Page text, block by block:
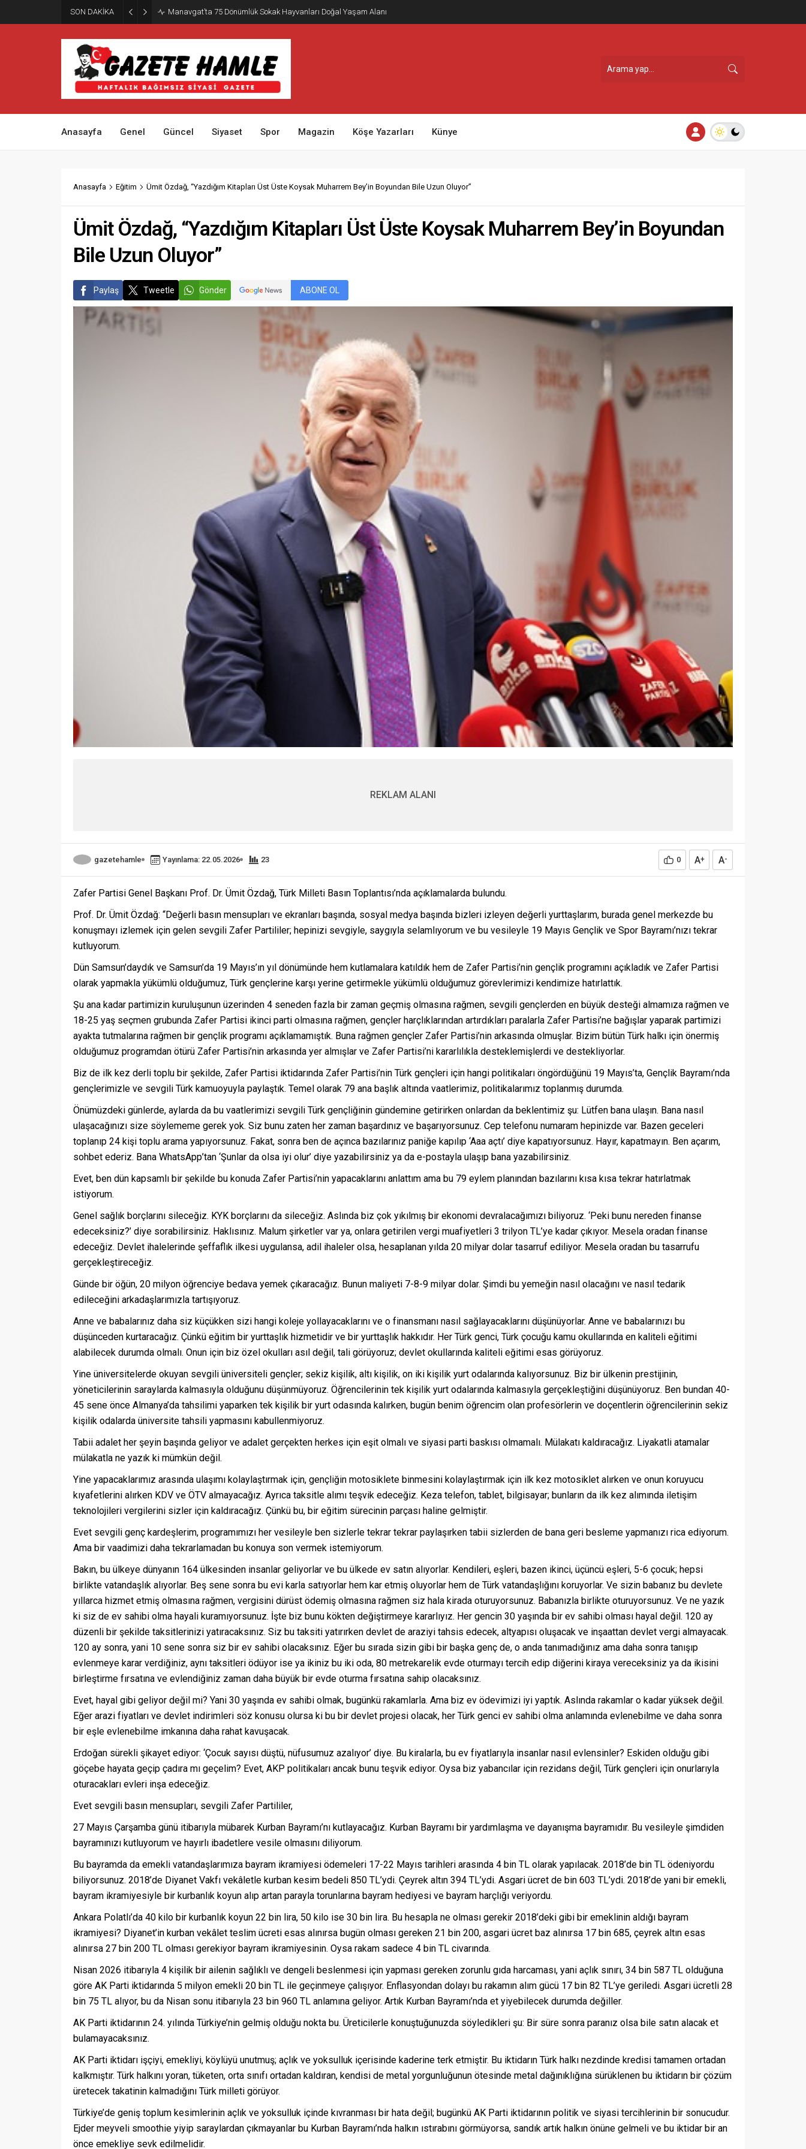
SON DAKİKA Manavgat’ta 75 Dönümlük Sokak Hayvanları Doğal Yaşam Alanı
Anasayfa Genel Güncel Siyaset Spor Magazin Köşe Yazarları Künye
Anasayfa Eğitim Ümit Özdağ, “Yazdığım Kitapları Üst Üste Koysak Muharrem Bey’in Boyundan Bile Uzun Oluyor”
Ümit Özdağ, “Yazdığım Kitapları Üst Üste Koysak Muharrem Bey’in Boyundan
Bile Uzun Oluyor”
Paylaş Tweetle Gönder ABONE OL
REKLAM ALANI
gazetehamle Yayınlama: 22.05.2026 23 0 A+ A-
Zafer Partisi Genel Başkanı Prof. Dr. Ümit Özdağ, Türk Milleti Basın Toplantısı’nda açıklamalarda bulundu.
Prof. Dr. Ümit Özdağ: “Değerli basın mensupları ve ekranları başında, sosyal medya başında bizleri izleyen değerli yurttaşlarım, burada genel merkezde bu
konuşmayı izlemek için gelen sevgili Zafer Partililer; hepinizi sevgiyle, saygıyla selamlıyorum ve bu vesileyle 19 Mayıs Gençlik ve Spor Bayramı’nızı tekrar
kutluyorum.
Dün Samsun’daydık ve Samsun’da 19 Mayıs’ın yıl dönümünde hem kutlamalara katıldık hem de Zafer Partisi’nin gençlik programını açıkladık ve Zafer Partisi
olarak yapmakla yükümlü olduğumuz, Türk gençlerine karşı yerine getirmekle yükümlü olduğumuz görevlerimizi kendimize hatırlattık.
Şu ana kadar partimizin kuruluşunun üzerinden 4 seneden fazla bir zaman geçmiş olmasına rağmen, sevgili gençlerden en büyük desteği almamıza rağmen ve
18-25 yaş seçmen grubunda Zafer Partisi ikinci parti olmasına rağmen, gençler harçlıklarından artırdıkları paralarla Zafer Partisi’ne bağışlar yaparak partimizi
ayakta tutmalarına rağmen bir gençlik programı açıklamamıştık. Buna rağmen gençler Zafer Partisi’nin arkasında olmuşlar. Bizim bütün Türk halkı için önermiş
olduğumuz programdan ötürü Zafer Partisi’nin arkasında yer almışlar ve Zafer Partisi’ni kararlılıkla desteklemişlerdi ve destekliyorlar.
Biz de ilk kez derli toplu bir şekilde, Zafer Partisi iktidarında Zafer Partisi’nin Türk gençleri için hangi politikaları öngördüğünü 19 Mayıs’ta, Gençlik Bayramı’nda
gençlerimizle ve sevgili Türk kamuoyuyla paylaştık. Temel olarak 79 ana başlık altında vaatlerimiz, politikalarımız toplanmış durumda.
Önümüzdeki günlerde, aylarda da bu vaatlerimizi sevgili Türk gençliğinin gündemine getirirken onlardan da beklentimiz şu: Lütfen bana ulaşın. Bana nasıl
ulaşacağınızı size söylememe gerek yok. Siz bunu zaten her zaman başardınız ve başarıyorsunuz. Cep telefonu numaram hepinizde var. Bazen geceleri
toplanıp 24 kişi toplu arama yapıyorsunuz. Fakat, sonra ben de açınca bazılarınız paniğe kapılıp ‘Aaa açtı’ diye kapatıyorsunuz. Hayır, kapatmayın. Ben açarım,
sohbet ederiz. Bana WhatsApp’tan ‘Şunlar da olsa iyi olur’ diye yazabilirsiniz ya da e-postayla ulaşıp bana yazabilirsiniz.
Evet, ben dün kapsamlı bir şekilde bu konuda Zafer Partisi’nin yapacaklarını anlattım ama bu 79 eylem planından bazılarını kısa kısa tekrar hatırlatmak
istiyorum.
Genel sağlık borçlarını sileceğiz. KYK borçlarını da sileceğiz. Aslında biz çok yıkılmış bir ekonomi devralacağımızı biliyoruz. ‘Peki bunu nereden finanse
edeceksiniz?’ diye sorabilirsiniz. Haklısınız. Malum şirketler var ya, onlara getirilen vergi muafiyetleri 3 trilyon TL’ye kadar çıkıyor. Mesela oradan finanse
edeceğiz. Devlet ihalelerinde şeffaflık ilkesi uygulansa, adil ihaleler olsa, hesaplanan yılda 20 milyar dolar tasarruf ediliyor. Mesela oradan bu tasarrufu
gerçekleştireceğiz.
Günde bir öğün, 20 milyon öğrenciye bedava yemek çıkaracağız. Bunun maliyeti 7-8-9 milyar dolar. Şimdi bu yemeğin nasıl olacağını ve nasıl tedarik
edileceğini arkadaşlarımızla tartışıyoruz.
Anne ve babalarınız daha siz küçükken sizi hangi koleje yollayacaklarını ve o finansmanı nasıl sağlayacaklarını düşünüyorlar. Anne ve babalarınızı bu
düşünceden kurtaracağız. Çünkü eğitim bir yurttaşlık hizmetidir ve bir yurttaşlık hakkıdır. Her Türk genci, Türk çocuğu kamu okullarında en kaliteli eğitimi
alabilecek durumda olmalı. Onun için biz özel okulları asıl değil, tali görüyoruz; devlet okullarında kaliteli eğitimi esas görüyoruz.
Yine üniversitelerde okuyan sevgili üniversiteli gençler; sekiz kişilik, altı kişilik, on iki kişilik yurt odalarında kalıyorsunuz. Biz bir ülkenin prestijinin,
yöneticilerinin saraylarda kalmasıyla olduğunu düşünmüyoruz. Öğrencilerinin tek kişilik yurt odalarında kalmasıyla gerçekleştiğini düşünüyoruz. Ben bundan 40-
45 sene önce Almanya’da tahsilimi yaparken tek kişilik bir yurt odasında kalırken, bugün benim öğrencim olan profesörlerin ve doçentlerin öğrencilerinin sekiz
kişilik odalarda üniversite tahsili yapmasını kabullenmiyoruz.
Tabii adalet her şeyin başında geliyor ve adalet gerçekten herkes için eşit olmalı ve siyasi parti baskısı olmamalı. Mülakatı kaldıracağız. Liyakatli atamalar
mülakatla ne yazık ki mümkün değil.
Yine yapacaklarımız arasında ulaşımı kolaylaştırmak için, gençliğin motosiklete binmesini kolaylaştırmak için ilk kez motosiklet alırken ve onun koruyucu
kıyafetlerini alırken KDV ve ÖTV almayacağız. Ayrıca taksitle alımı teşvik edeceğiz. Keza telefon, tablet, bilgisayar; bunların da ilk kez alımında iletişim
teknolojileri vergilerini sizler için kaldıracağız. Çünkü bu, bir eğitim sürecinin parçası haline gelmiştir.
Evet sevgili genç kardeşlerim, programımızı her vesileyle ben sizlerle tekrar tekrar paylaşırken tabii sizlerden de bana geri besleme yapmanızı rica ediyorum.
Ama bir vaadimizi daha tekrarlamadan bu konuya son vermek istemiyorum.
Bakın, bu ülkeye dünyanın 164 ülkesinden insanlar geliyorlar ve bu ülkede ev satın alıyorlar. Kendileri, eşleri, bazen ikinci, üçüncü eşleri, 5-6 çocuk; hepsi
birlikte vatandaşlık alıyorlar. Beş sene sonra bu evi karla satıyorlar hem kar etmiş oluyorlar hem de Türk vatandaşlığını koruyorlar. Ve sizin babanız bu devlete
yıllarca hizmet etmiş olmasına rağmen, vergisini dürüst ödemiş olmasına rağmen siz hala kirada oturuyorsunuz. Babanızla birlikte oturuyorsunuz. Ve ne yazık
ki siz de ev sahibi olma hayali kuramıyorsunuz. İşte biz bunu kökten değiştirmeye kararlıyız. Her gencin 30 yaşında bir ev sahibi olması hayal değil. 120 ay
düzenli bir şekilde taksitlerinizi yatıracaksınız. Siz bu taksiti yatırırken devlet de araziyi tahsis edecek, altyapısı oluşacak ve inşaattan devlet vergi almayacak.
120 ay sonra, yani 10 sene sonra siz bir ev sahibi olacaksınız. Eğer bu sırada sizin gibi bir başka genç de, o anda tanımadığınız ama daha sonra tanışıp
evlenmeye karar verdiğiniz, aynı taksitleri ödüyor ise ya ikiniz bu iki oda, 80 metrekarelik evde oturmayı tercih edip diğerini kiraya vereceksiniz ya da ikisini
birleştirme fırsatına ve evlendiğiniz zaman daha büyük bir evde oturma fırsatına sahip olacaksınız.
Evet, hayal gibi geliyor değil mi? Yani 30 yaşında ev sahibi olmak, bugünkü rakamlarla. Ama biz ev ödevimizi iyi yaptık. Aslında rakamlar o kadar yüksek değil.
Eğer arazi fiyatları ve devlet indirimleri söz konusu olursa ki bu bir devlet projesi olacak, her Türk genci ev sahibi olma anlamında evlenebilme ve daha sonra
bir eşle evlenebilme imkanına daha rahat kavuşacak.
Erdoğan sürekli şikayet ediyor: ‘Çocuk sayısı düştü, nüfusumuz azalıyor’ diye. Bu kiralarla, bu ev fiyatlarıyla insanlar nasıl evlensinler? Eskiden olduğu gibi
göçebe hayata geçip çadıra mı geçelim? Evet, AKP politikaları ancak bunu teşvik ediyor. Oysa biz yabancılar için rezidans değil, Türk gençleri için onurlarıyla
oturacakları evleri inşa edeceğiz.
Evet sevgili basın mensupları, sevgili Zafer Partililer,
27 Mayıs Çarşamba günü itibarıyla mübarek Kurban Bayramı’nı kutlayacağız. Kurban Bayramı bir yardımlaşma ve dayanışma bayramıdır. Bu vesileyle şimdiden
bayramınızı kutluyorum ve hayırlı ibadetlere vesile olmasını diliyorum.
Bu bayramda da emekli vatandaşlarımıza bayram ikramiyesi ödemeleri 17-22 Mayıs tarihleri arasında 4 bin TL olarak yapılacak. 2018’de bin TL ödeniyordu
biliyorsunuz. 2018’de Diyanet Vakfı vekâletle kurban kesim bedeli 850 TL’ydi. Çeyrek altın 394 TL’ydi. Asgari ücret de bin 603 TL’ydi. 2018’de yani bir emekli,
bayram ikramiyesiyle bir kurbanlık koyun alıp artan parayla torunlarına bayram hediyesi ve bayram harçlığı veriyordu.
Ankara Polatlı’da 40 kilo bir kurbanlık koyun 22 bin lira, 50 kilo ise 30 bin lira. Bu hesapla ne olması gerekir 2018’deki gibi bir emeklinin aldığı bayram
ikramiyesi? Diyanet’in kurban vekâlet teslim ücreti esas alınırsa bugün olması gereken 21 bin 200, asgari ücret baz alınırsa 17 bin 685, çeyrek altın esas
alınırsa 27 bin 200 TL olması gerekiyor bayram ikramiyesinin. Oysa rakam sadece 4 bin TL civarında.
Nisan 2026 itibarıyla 4 kişilik bir ailenin sağlıklı ve dengeli beslenmesi için yapması gereken zorunlu gıda harcaması, yani açlık sınırı, 34 bin 587 TL olduğuna
göre AK Parti iktidarında 5 milyon emekli 20 bin TL ile geçinmeye çalışıyor. Enflasyondan dolayı bu rakamın alım gücü 17 bin 82 TL’ye geriledi. Asgari ücretli 28
bin 75 TL alıyor, bu da Nisan sonu itibarıyla 23 bin 960 TL anlamına geliyor. Artık Kurban Bayramı’nda et yiyebilecek durumda değiller.
AK Parti iktidarının 24. yılında Türkiye’nin gelmiş olduğu nokta bu. Üreticilerle konuştuğunuzda söyledikleri şu: Bir süre sonra paranız olsa bile satın alacak et
bulamayacaksınız.
AK Parti iktidarı işçiyi, emekliyi, köylüyü unutmuş; açlık ve yoksulluk içerisinde kaderine terk etmiştir. Bu iktidarın Türk halkı nezdinde kredisi tamamen ortadan
kalkmıştır. Türk halkını yoran, tüketen, orta sınıfı ortadan kaldıran, kendisi de metal yorgunluğunun ötesinde metal dağınıklığına sürüklenen bu iktidarın bir çözüm
üretecek takatinin kalmadığını Türk milleti görüyor.
Türkiye’de geniş toplum kesimlerinin açlık ve yoksulluk içinde kıvranması bir hata değil; bugünkü AK Parti iktidarının politik ve siyasi tercihlerinin bir sonucudur.
Ejder meyveli smoothie yiyip saraylardan çıkmayanlar bu Kurban Bayramı’nda halkın ıstırabını görmüyorsa, sandık artık halkın önüne gelmeli ve bu iktidar bir an
önce emekliye sevk edilmelidir.